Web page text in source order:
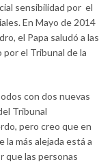
sensibilidad por el
En Mayo de 2014
el Papa saludó a las
el Tribunal de la
con dos nuevas
Tribunal
pero creo que en
más alejada está a
que las personas